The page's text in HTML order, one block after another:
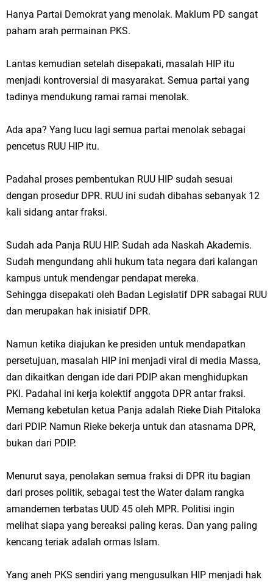
Hanya Partai Demokrat yang menolak. Maklum PD sangat
paham arah permainan PKS.
Lantas kemudian setelah disepakati, masalah HIP itu
menjadi kontroversial di masyarakat. Semua partai yang
tadinya mendukung ramai ramai menolak.
Ada apa? Yang lucu lagi semua partai menolak sebagai
pencetus RUU HIP itu.
Padahal proses pembentukan RUU HIP sudah sesuai
dengan prosedur DPR. RUU ini sudah dibahas sebanyak 12
kali sidang antar fraksi.
Sudah ada Panja RUU HIP. Sudah ada Naskah Akademis.
Sudah mengundang ahli hukum tata negara dari kalangan
kampus untuk mendengar pendapat mereka.
Sehingga disepakati oleh Badan Legislatif DPR sabagai RUU
dan merupakan hak inisiatif DPR.
Namun ketika diajukan ke presiden untuk mendapatkan
persetujuan, masalah HIP ini menjadi viral di media Massa,
dan dikaitkan dengan ide dari PDIP akan menghidupkan
PKI. Padahal ini kerja kolektif anggota DPR antar fraksi.
Memang kebetulan ketua Panja adalah Rieke Diah Pitaloka
dari PDIP. Namun Rieke bekerja untuk dan atasnama DPR,
bukan dari PDIP.
Menurut saya, penolakan semua fraksi di DPR itu bagian
dari proses politik, sebagai test the Water dalam rangka
amandemen terbatas UUD 45 oleh MPR. Politisi ingin
melihat siapa yang bereaksi paling keras. Dan yang paling
kencang teriak adalah ormas Islam.
Yang aneh PKS sendiri yang mengusulkan HIP menjadi hak